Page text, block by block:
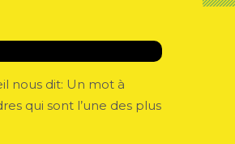
nous dit: Un mot à
qui sont l’une des plus